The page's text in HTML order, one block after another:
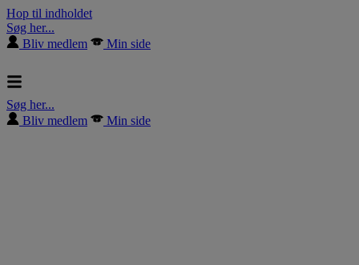
Hop til indholdet
Søg her...
Bliv medlem
Min side
Søg her...
Bliv medlem
Min side